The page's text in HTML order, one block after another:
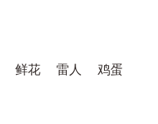
鲜花 雷人 鸡蛋